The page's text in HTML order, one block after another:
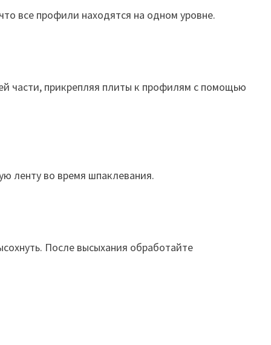
все профили находятся на одном уровне.
части, прикрепляя плиты к профилям с помощью
ленту во время шпаклевания.
После высыхания обработайте